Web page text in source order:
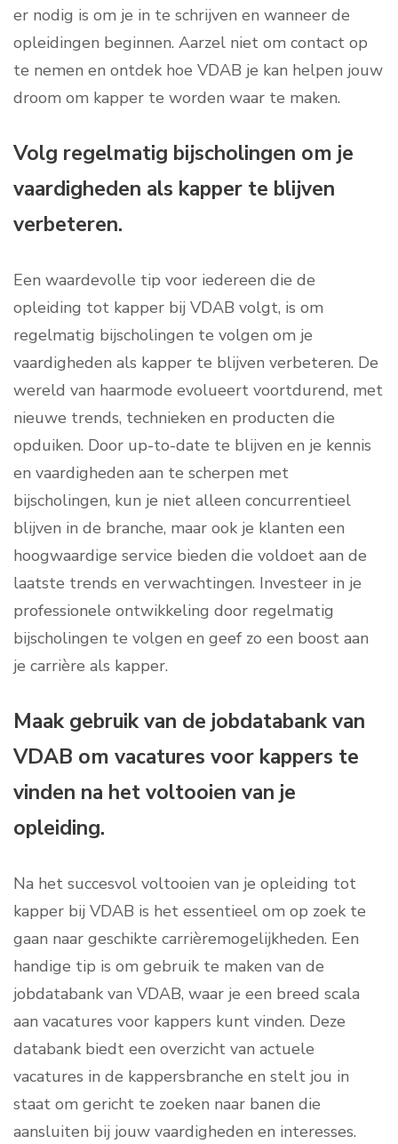
er nodig is om je in te schrijven en wanneer de
opleidingen beginnen. Aarzel niet om contact op
te nemen en ontdek hoe VDAB je kan helpen jouw
droom om kapper te worden waar te maken.
Volg regelmatig bijscholingen om je
vaardigheden als kapper te blijven
verbeteren.
Een waardevolle tip voor iedereen die de
opleiding tot kapper bij VDAB volgt, is om
regelmatig bijscholingen te volgen om je
vaardigheden als kapper te blijven verbeteren. De
wereld van haarmode evolueert voortdurend, met
nieuwe trends, technieken en producten die
opduiken. Door up-to-date te blijven en je kennis
en vaardigheden aan te scherpen met
bijscholingen, kun je niet alleen concurrentieel
blijven in de branche, maar ook je klanten een
hoogwaardige service bieden die voldoet aan de
laatste trends en verwachtingen. Investeer in je
professionele ontwikkeling door regelmatig
bijscholingen te volgen en geef zo een boost aan
je carrière als kapper.
Maak gebruik van de jobdatabank van
VDAB om vacatures voor kappers te
vinden na het voltooien van je
opleiding.
Na het succesvol voltooien van je opleiding tot
kapper bij VDAB is het essentieel om op zoek te
gaan naar geschikte carrièremogelijkheden. Een
handige tip is om gebruik te maken van de
jobdatabank van VDAB, waar je een breed scala
aan vacatures voor kappers kunt vinden. Deze
databank biedt een overzicht van actuele
vacatures in de kappersbranche en stelt jou in
staat om gericht te zoeken naar banen die
aansluiten bij jouw vaardigheden en interesses.